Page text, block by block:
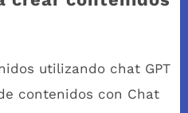
utilizando chat GPT
contenidos con Chat